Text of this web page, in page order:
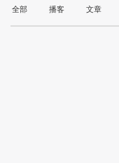
全部 播客 文章